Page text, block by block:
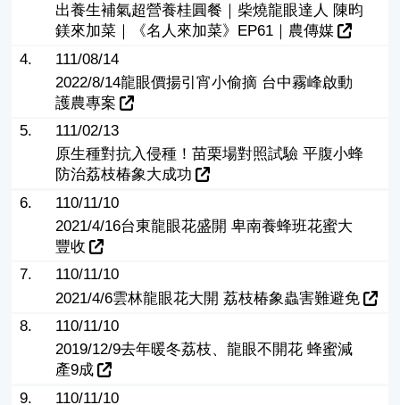
出養生補氣超營養桂圓餐｜柴燒龍眼達人 陳昀
鎂來加菜｜《名人來加菜》EP61｜農傳媒
4.
111/08/14
2022/8/14龍眼價揚引宵小偷摘 台中霧峰啟動
護農專案
5.
111/02/13
原生種對抗入侵種！苗栗場對照試驗 平腹小蜂
防治荔枝椿象大成功
6.
110/11/10
2021/4/16台東龍眼花盛開 卑南養蜂班花蜜大
豐收
7.
110/11/10
2021/4/6雲林龍眼花大開 荔枝椿象蟲害難避免
8.
110/11/10
2019/12/9去年暖冬荔枝、龍眼不開花 蜂蜜減
產9成
9.
110/11/10